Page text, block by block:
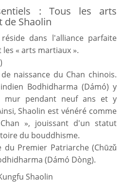
: Tous les arts
de Shaolin
dans l'alliance parfaite
les « arts martiaux ».
naissance du Chan chinois.
Bodhidharma (Dámó) y
mur pendant neuf ans et y
Shaolin est vénéré comme
», jouissant d'un statut
du bouddhisme.
du Premier Patriarche (Chūzǔ
(Dámó Dòng).
Shaolin